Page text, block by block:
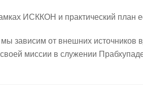
ИСККОН и практический план
от внешних источников
миссии в служении